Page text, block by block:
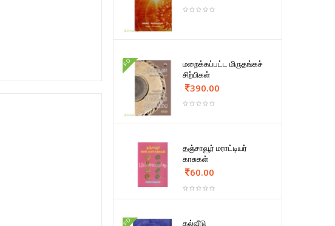
FD
மறைக்கப்பட்ட மிருதங்கச்
சிற்பிகள்
390.00
தஞ்சாவூர் மராட்டியர்
காசுகள்
60.00
FD கல்வீடு